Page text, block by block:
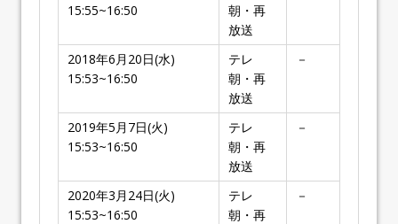
15:55~16:50
朝・再
放送
2018年6月20日(水)
15:53~16:50
テレ
朝・再
放送
－
2019年5月7日(火)
15:53~16:50
テレ
朝・再
放送
－
2020年3月24日(火)
15:53~16:50
テレ
朝・再
－